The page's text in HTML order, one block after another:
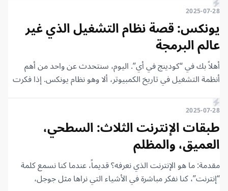
تعلمها وتجربتها بسهولة، وسأخبركم عن تجربتي في بعضٍ منها.
سنتناول في كل مجال ما هو، وما الممتع فيه، بالإضافة إلى تجربتي
معه.
2025-07-28
يونكس: قصة نظام التشغيل الذي غير
عالم البرمجة
أهلاً بك في “كودينج في أي”. اليوم، سنتحدث عن واحد من أهم
أنظمة التشغيل في تاريخ الكمبيوتر، ألا وهو نظام يونكس. إذا فكرت
نستخدمها حاليًا مبنية على يونكس بشكل أو بآخر. ولكن كيف بدأ
هذا المقال. سنتعرف معًا على تاريخ يونكس منذ بداية تطويره حتى
أصبح الأساس لمعظم أنظمة التشغيل الحديثة. فلنبدأ مباشرةً.
2025-07-28
طبقات الإنترنت الثلاث: السطحي،
العميق، والمظلم
مقدمة: ما هو الإنترنت الذي نعرفه؟ قديماً، عندما كنا نسمع كلمة
“إنترنت”، كنا نفكر مباشرة في الأشياء التي نراها مثل جوجل،